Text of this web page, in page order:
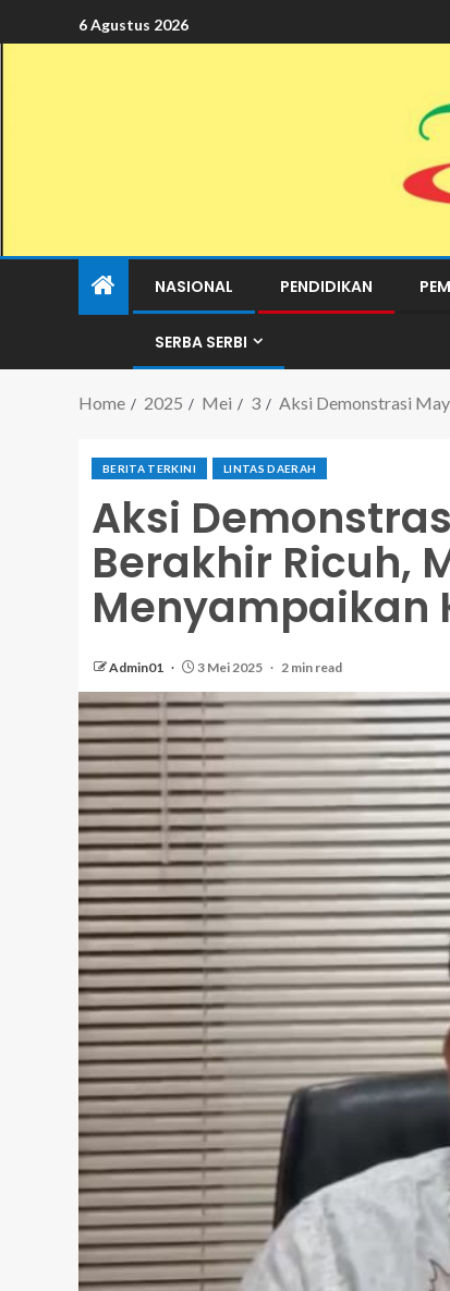
6 Agustus 2026
NASIONAL PENDIDIKAN
SERBA SERBI
Home 2025 Mei 3 Aksi Demonstrasi
BERITA TERKINI LINTAS DAERAH
Aksi
Berakhir Ricuh,
Menyampaikan
Admin01 3 Mei 2025 2 min read